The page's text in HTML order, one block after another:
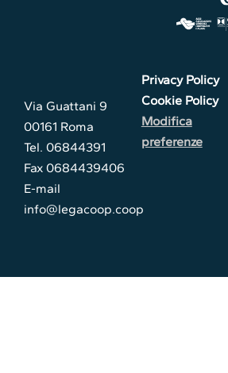
Via Guattani 9
00161 Roma
Tel. 06844391
Fax 0684439406
E-mail
info@legacoop.coop
Privacy Policy
Cookie Policy
Modifica
preferenze